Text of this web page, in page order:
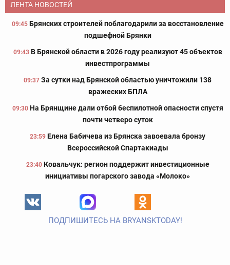
ЛЕНТА НОВОСТЕЙ
09:45 Брянских строителей поблагодарили за восстановление
подшефной Брянки
09:43 В Брянской области в 2026 году реализуют 45 объектов
инвестпрограммы
09:37 За сутки над Брянской областью уничтожили 138
вражеских БПЛА
09:30 На Брянщине дали отбой беспилотной опасности спустя
почти четверо суток
23:59 Елена Бабичева из Брянска завоевала бронзу
Всероссийской Спартакиады
23:40 Ковальчук: регион поддержит инвестиционные
инициативы погарского завода «Молоко»
ПОДПИШИТЕСЬ НА BRYANSKTODAY!